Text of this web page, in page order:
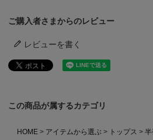
ご購入者さまからのレビュー
レビューを書く
この商品が属するカテゴリ
HOME アイテムから選ぶ トップス 半